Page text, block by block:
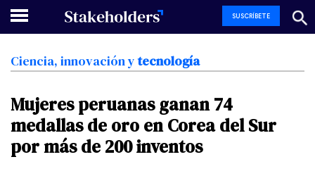
SUSCRÍBETE
Ciencia, innovacióny tecnología
Mujeres peruanas ganan 74
medallas de oro en Corea del Sur
pormás de 200inventos